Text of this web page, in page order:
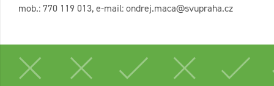
mob.: 770 119 013, e-mail: ondrej.maca@svupraha.cz